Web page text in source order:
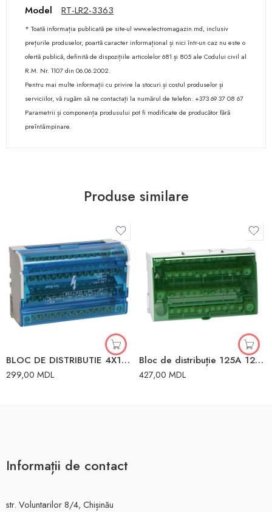
Model
RT-LR2-3363
* Toată informația publicată pe site-ul www.electromagazin.md, inclusiv
prețurile produselor, poartă caracter informațional și nici într-un caz nu este o
ofertă publică, definită de dispozițiile articolelor 681 și 805 ale Codului civil al
R.M. Nr. 1107 din 06.06.2002.
Pentru mai multe informații cu privire la stocuri și costul produselor și
serviciilor, vă rugăm să ne contactați la numărul de telefon: +373 69 37 08 67
Parametrii și componența produsului pot fi modificate de producător fără
preîntâmpinare.
Produse similare
BLOC DE DISTRIBUTIE 4X15 125A 3L+PEN
299,00 MDL
Bloc de distribuție 125A 125x100x50 mm Schneider
427,00 MDL
Informații de contact
str. Voluntarilor 8/4, Chișinău